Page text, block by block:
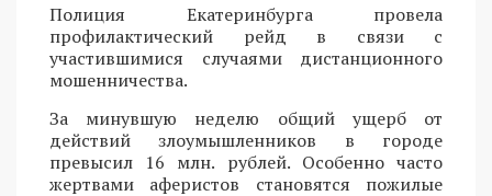
Полиция Екатеринбурга провела
профилактический рейд в связи с
участившимися случаями дистанционного
мошенничества.
За минувшую неделю общий ущерб от
действий злоумышленников в городе
превысил 16 млн. рублей. Особенно часто
жертвами аферистов становятся пожилые